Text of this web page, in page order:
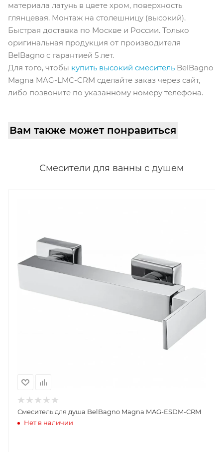
материала латунь в цвете хром, поверхность
глянцевая. Монтаж на столешницу (высокий).
Быстрая доставка по Москве и России. Только
оригинальная продукция от производителя
BelBagno с гарантией 5 лет.
Для того, чтобы купить высокий смеситель BelBagno
Magna MAG-LMC-CRM cделайте заказ через сайт,
либо позвоните по указанному номеру телефона.
Вам также может понравиться
Смесители для ванны с душем
Смеситель для душа BelBagno Magna MAG-ESDM-CRM
Нет в наличии